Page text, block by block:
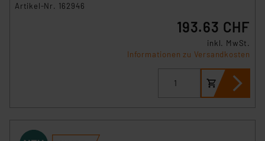
Artikel-Nr. 162946
193.63 CHF
inkl. MwSt.
Informationen zu Versandkosten